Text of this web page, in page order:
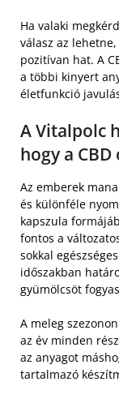
Ha valaki
válasz az
pozitívan hat. A
a többi kinyert
életfunkció
A Vitalpolc
hogy a
Az emberek
és különféle
kapszula
fontos a
sokkal
időszakban
gyümölcsöt
A meleg
az év minden
az anyagot
tartalmazó